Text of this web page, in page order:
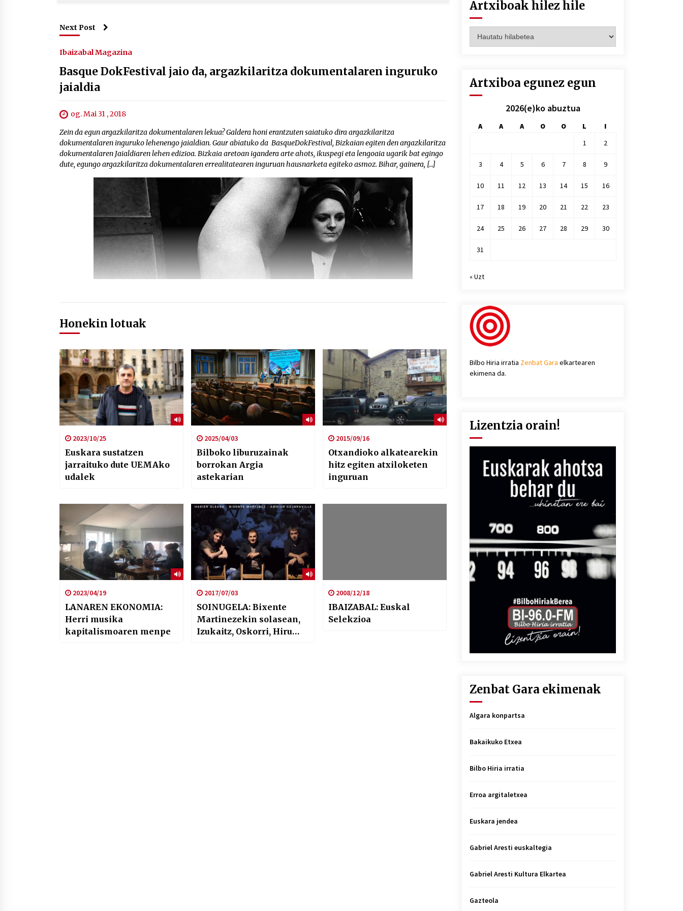
Next Post
Ibaizabal Magazina
Basque DokFestival jaio da, argazkilaritza dokumentalaren inguruko
jaialdia
og. Mai 31 , 2018
Zein da egun argazkilaritza dokumentalaren lekua? Galdera honi erantzuten saiatuko dira argazkilaritza
dokumentalaren inguruko lehenengo jaialdian. Gaur abiatuko da BasqueDokFestival, Bizkaian egiten den argazkilaritza
dokumentalaren Jaialdiaren lehen edizioa. Bizkaia aretoan igandera arte ahots, ikuspegi eta lengoaia ugarik bat egingo
dute, egungo argazkilaritza dokumentalaren errealitatearen inguruan hausnarketa egiteko asmoz. Bihar, gainera, […]
Honekin lotuak
2023/10/25
Euskara sustatzen
jarraituko dute UEMAko
udalek
2025/04/03
Bilboko liburuzainak
borrokan Argia
astekarian
2015/09/16
Otxandioko alkatearekin
hitz egiten atxiloketen
inguruan
2023/04/19
LANAREN EKONOMIA:
Herri musika
kapitalismoaren menpe
2017/07/03
SOINUGELA: Bixente
Martinezekin solasean,
Izukaitz, Oskorri, Hiru
2008/12/18
IBAIZABAL: Euskal
Selekzioa
Artxiboak hilez hile
hilez
Artxiboa egunez egun
2026(e)ko abuztua
A A A O O L
I
1
2
3 4 5 6 7 8 9
10 11 12 13 14 15 16
17 18 19 20 21 22 23
24 25 26 27 28 29 30
31
« Uzt
Bilbo Hiria irratia Zenbat Gara elkartearen
ekimena da.
Lizentzia orain!
Zenbat Gara ekimenak
Algara konpartsa
Bakaikuko Etxea
Bilbo Hiria irratia
Erroa argitaletxea
Euskara jendea
Gabriel Aresti euskaltegia
Gabriel Aresti Kultura Elkartea
Gazteola